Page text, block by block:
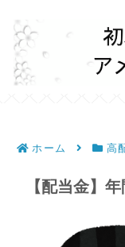
ホーム 高
【配当金】